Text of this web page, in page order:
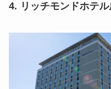
4. リッチモンドホテル